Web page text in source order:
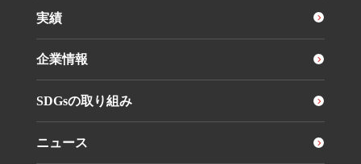
実績
企業情報
SDGsの取り組み
ニュース